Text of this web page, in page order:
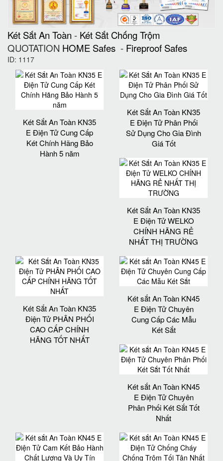
Két Sắt An Toàn - Két Sắt Chống Trộm
QUOTATION HOME Safes - Fireproof Safes
ID: 1117
Két Sắt An Toàn KN35
E Điện Tử Cung Cấp
Két Chính Hãng Bảo
Hành 5 năm
Két Sắt An Toàn KN35
E Điện Tử Phân Phối
Sử Dụng Cho Gia Đình
Giá Tốt
Két Sắt An Toàn KN35
E Điện Tử WELKO
CHÍNH HÃNG RẺ
NHẤT THỊ TRƯỜNG
Két Sắt An Toàn KN35
Điện Tử PHÂN PHỐI
CAO CẤP CHÍNH
HÃNG TỐT NHẤT
Két sắt An Toàn KN45
E Điện Tử Chuyên
Cung Cấp Các Mẫu
Két Sắt
Két sắt An Toàn KN45
E Điện Tử Chuyên
Phân Phối Két Sắt Tốt
Nhất